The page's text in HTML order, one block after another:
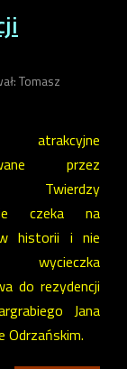
Tomasz
atrakcyjne
przez
Twierdzy
czeka na
historii i nie
do rezydencji
Jana
Odrzańskim.